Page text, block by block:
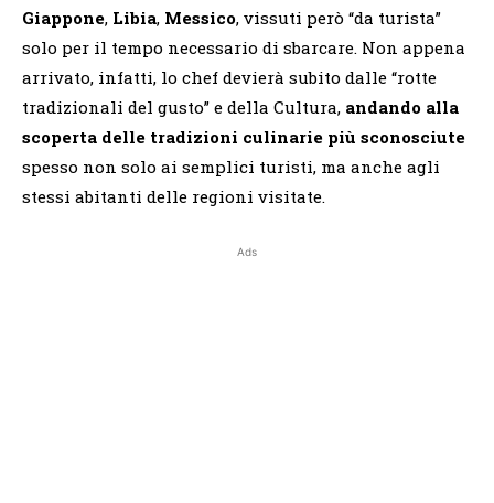
Giappone, Libia, Messico, vissuti però “da turista”
solo per il tempo necessario di sbarcare. Non appena
arrivato, infatti, lo chef devierà subito dalle “rotte
tradizionali del gusto” e della Cultura, andando alla
scoperta delle tradizioni culinarie più sconosciute
spesso non solo ai semplici turisti, ma anche agli
stessi abitanti delle regioni visitate.
Ads